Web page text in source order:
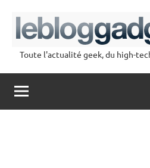
contenu
lebloggadget
Toute l'actualité geek, du high-